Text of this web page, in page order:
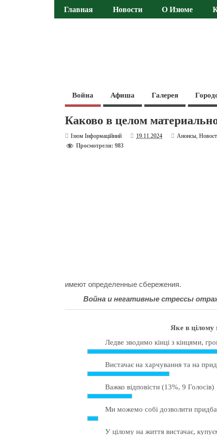
Главная Новости О Изюме
Война Афиша Галерея
Каково в целом
Ізюм Інформаційний 19.11.2024 Анонсы,
Просмотрели: 983
имеют определенные сбережения.
Война и негативные стрессы
Яке в цілому
Ледве зводимо кінці з кінцями,
Вистачає на харчування та на
Важко відповісти (13%, 9 Голосів)
Ми можемо собі дозволити
У цілому на життя вистачає,